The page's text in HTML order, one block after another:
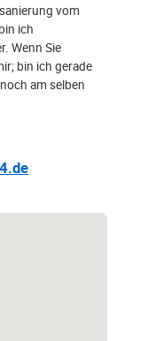
vom
ich
Wenn Sie
bin ich gerade
am selben